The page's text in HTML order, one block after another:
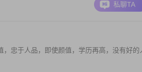
私聊TA
忠于人品，即使颜值，学历再高，没有好的